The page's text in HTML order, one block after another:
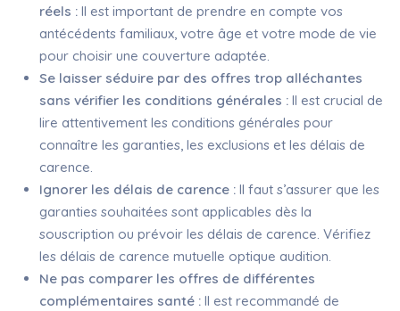
réels : Il est important de prendre en compte vos
antécédents familiaux, votre âge et votre mode de vie
pour choisir une couverture adaptée.
Se laisser séduire par des offres trop alléchantes
sans vérifier les conditions générales : Il est crucial de
lire attentivement les conditions générales pour
connaître les garanties, les exclusions et les délais de
carence.
Ignorer les délais de carence : Il faut s’assurer que les
garanties souhaitées sont applicables dès la
souscription ou prévoir les délais de carence. Vérifiez
les délais de carence mutuelle optique audition.
Ne pas comparer les offres de différentes
complémentaires santé : Il est recommandé de